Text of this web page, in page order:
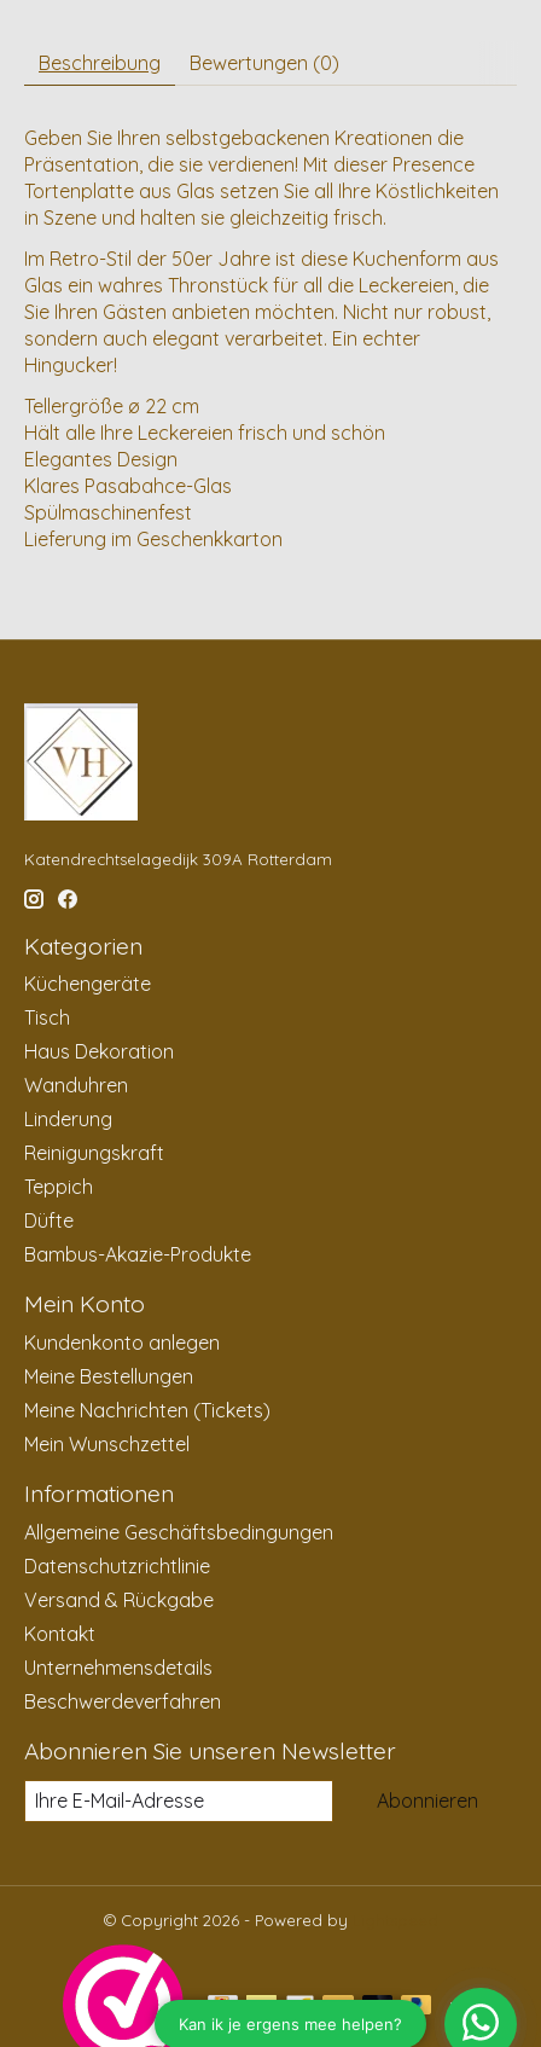
Beschreibung Bewertungen (0)
Geben Sie Ihren selbstgebackenen Kreationen die
Präsentation, die sie verdienen! Mit dieser Presence
Tortenplatte aus Glas setzen Sie all Ihre Köstlichkeiten
in Szene und halten sie gleichzeitig frisch.
Im Retro-Stil der 50er Jahre ist diese Kuchenform aus
Glas ein wahres Thronstück für all die Leckereien, die
Sie Ihren Gästen anbieten möchten. Nicht nur robust,
sondern auch elegant verarbeitet. Ein echter
Hingucker!
Tellergröße ø 22 cm
Hält alle Ihre Leckereien frisch und schön
Elegantes Design
Klares Pasabahce-Glas
Spülmaschinenfest
Lieferung im Geschenkkarton
Katendrechtselagedijk 309A Rotterdam
Kategorien
Küchengeräte
Tisch
Haus Dekoration
Wanduhren
Linderung
Reinigungskraft
Teppich
Düfte
Bambus-Akazie-Produkte
Mein Konto
Kundenkonto anlegen
Meine Bestellungen
Meine Nachrichten (Tickets)
Mein Wunschzettel
Informationen
Allgemeine Geschäftsbedingungen
Datenschutzrichtlinie
Versand & Rückgabe
Kontakt
Unternehmensdetails
Beschwerdeverfahren
Abonnieren Sie unseren Newsletter
Abonnieren
© Copyright 2026 - Powered by
DE